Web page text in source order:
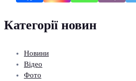
Категорії новин
Новини
Відео
Фото